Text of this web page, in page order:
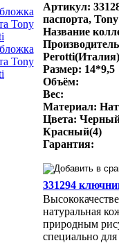
Артикул:
паспорта,
Название
Perotti(Италия)
Размер: 14*9,5
Объём:
Вес:
Материал:
Цвета:
Красный(4)
Гарантия:
331294
натуральная
природным
специально